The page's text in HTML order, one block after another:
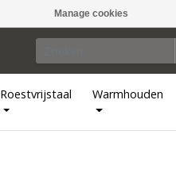
Manage cookies
Roestvrijstaal Warmhouden